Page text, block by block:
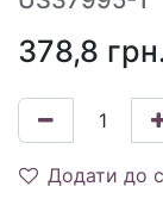
378,8
Додати до